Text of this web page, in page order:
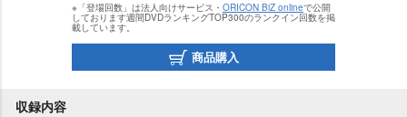
※「登場回数」は法人向けサービス・ ORICON BiZ onlineで公開
しております週間DVDランキングTOP300のランクイン回数を掲
載しています。
商品購入
収録内容